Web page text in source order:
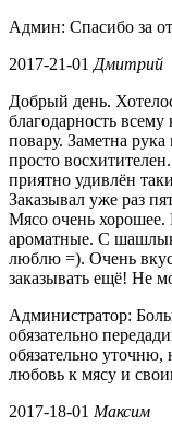
Админ: Спасибо за
2017-21-01 Дмитрий
Добрый день.
благодарность
повару. Заметна
просто
приятно удивлён
Заказывал уже раз
Мясо очень хорошее.
ароматные. С
люблю =). Очень
заказывать ещё! Не
Администратор:
обязательно
обязательно уточню,
любовь к мясу и
2017-18-01 Максим